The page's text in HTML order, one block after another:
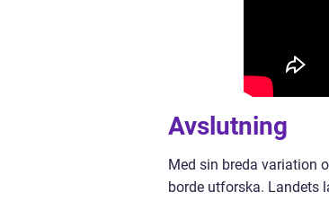
Avslutning
Med sin breda variation
borde utforska. Landets